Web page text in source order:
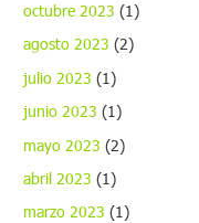
octubre 2023 (1)
agosto 2023 (2)
julio 2023 (1)
junio 2023 (1)
mayo 2023 (2)
abril 2023 (1)
marzo 2023 (1)